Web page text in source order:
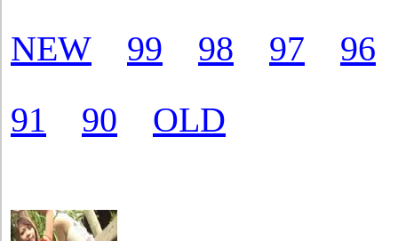
NEW
99 98 97
96
91
90 OLD